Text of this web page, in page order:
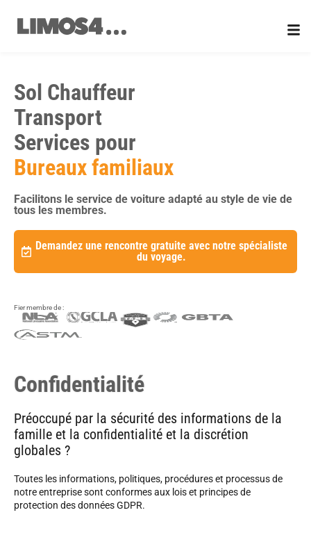
contenu
Sol Chauffeur
Transport
Services pour
Bureaux familiaux
Facilitons le service de voiture adapté au style de vie de
tous les membres.
Demandez une rencontre gratuite avec notre spécialiste
du voyage.
Fier membre de :
Confidentialité
Préoccupé par la sécurité des informations de la
famille et la confidentialité et la discrétion
globales ?
Toutes les informations, politiques, procédures et processus de
notre entreprise sont conformes aux lois et principes de
protection des données GDPR.